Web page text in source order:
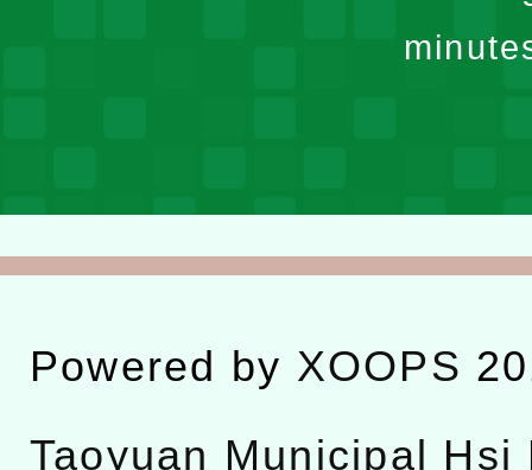
Powered by XOOPS
Taoyuan Municipal Hsi